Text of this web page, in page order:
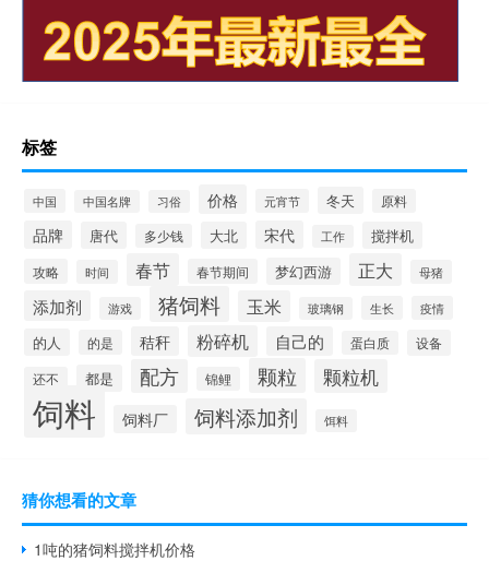
标签
中国 中国名牌 习俗 价格 元宵节 冬天 原料
品牌 唐代 多少钱 大北 宋代 工作 搅拌机
攻略 时间 春节 春节期间 梦幻西游 正大 母猪
添加剂 游戏 猪饲料 玉米 玻璃钢 生长 疫情
的人 的是 秸秆 粉碎机 自己的 蛋白质 设备
还不 都是 配方 锦鲤 颗粒 颗粒机
饲料 饲料厂 饲料添加剂 饵料
猜你想看的文章
1吨的猪饲料搅拌机价格